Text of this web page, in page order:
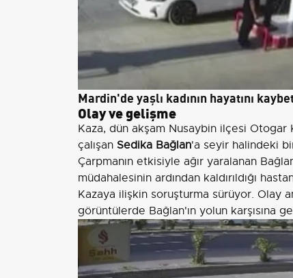
Mardin'de yaşlı kadının hayatını
Olay ve gelişme
Kaza, dün akşam Nusaybin ilçesi Otogar
çalışan Sedika Bağlan'a seyir halindeki
Çarpmanın etkisiyle ağır yaralanan
müdahalesinin ardından kaldırıldığı
Kazaya ilişkin soruşturma sürüyor. Olay
görüntülerde Bağlan'ın yolun karşısına